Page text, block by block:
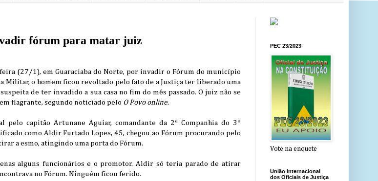
fórum para matar juiz
(27/1), em Guaraciaba do Norte, por invadir o Fórum do município
Militar, o homem ficou revoltado pelo fato de a Justiça ter liberado uma
de ter invadido a sua casa no fim do mês passado. O juiz não se
flagrante, segundo noticiado pelo O Povo online.
pelo capitão Artunane Aguiar, comandante da 2ª Companhia do 3º
como Aldir Furtado Lopes, 45, chegou ao Fórum procurando pelo
a esmo, atingindo uma porta do Fórum.
alguns funcionários e o promotor. Aldir só teria parado de atirar
no Fórum. Ninguém ficou ferido.
PEC 23/2023
Vote na enquete
União Internacional
dos Oficiais de Justiça